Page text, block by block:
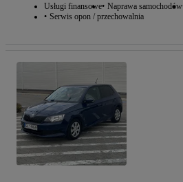
Usługi finansowe Naprawa samochodów
Serwis opon / przechowalnia